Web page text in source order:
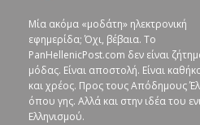
Μία ακόμα «μοδάτη» ηλεκτρονική
εφημερίδα; Όχι, βέβαια. To
PanHellenicPost.com δεν είναι
μόδας. Είναι αποστολή. Είναι
και χρέος. Προς τους Απόδημους
όπου γης. Αλλά και στην ιδέα του
Ελληνισμού.